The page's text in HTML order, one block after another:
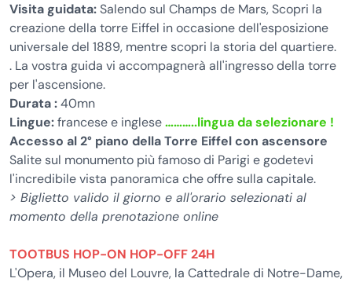
Visita guidata:Salendo sul Champs de Mars, Scopri la
creazione della torre Eiffel in occasione dell'esposizione
universale del 1889, mentre scopri la storia del quartiere.
. La vostra guida vi accompagnerà all'ingresso della torre
per l'ascensione.
Durata :40mn
Lingue:francese e inglese………..lingua da selezionare !
Accesso al 2° piano della Torre Eiffel con ascensore
Salite sul monumento più famoso di Parigi e godetevi
l'incredibile vista panoramica che offre sulla capitale.
> Biglietto valido il giorno e all'orario selezionati al
momento della prenotazione online
TOOTBUS HOP-ON HOP-OFF 24H
L'Opera, il Museo del Louvre, la Cattedrale di Notre-Dame,